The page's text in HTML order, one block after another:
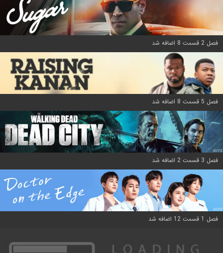
فصل 2 قسمت 8 اضافه شد
فصل 5 قسمت 8 اضافه شد
فصل 3 قسمت 2 اضافه شد
فصل 1 قسمت 12 اضافه شد